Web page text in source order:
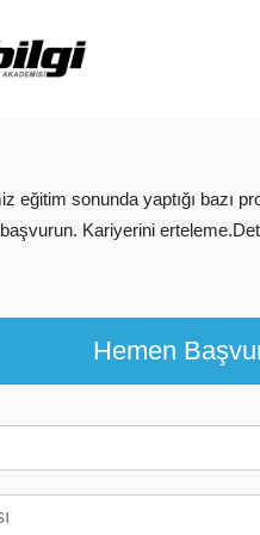
eğitim sonunda yaptığı bazı
Kariyerini
Hemen